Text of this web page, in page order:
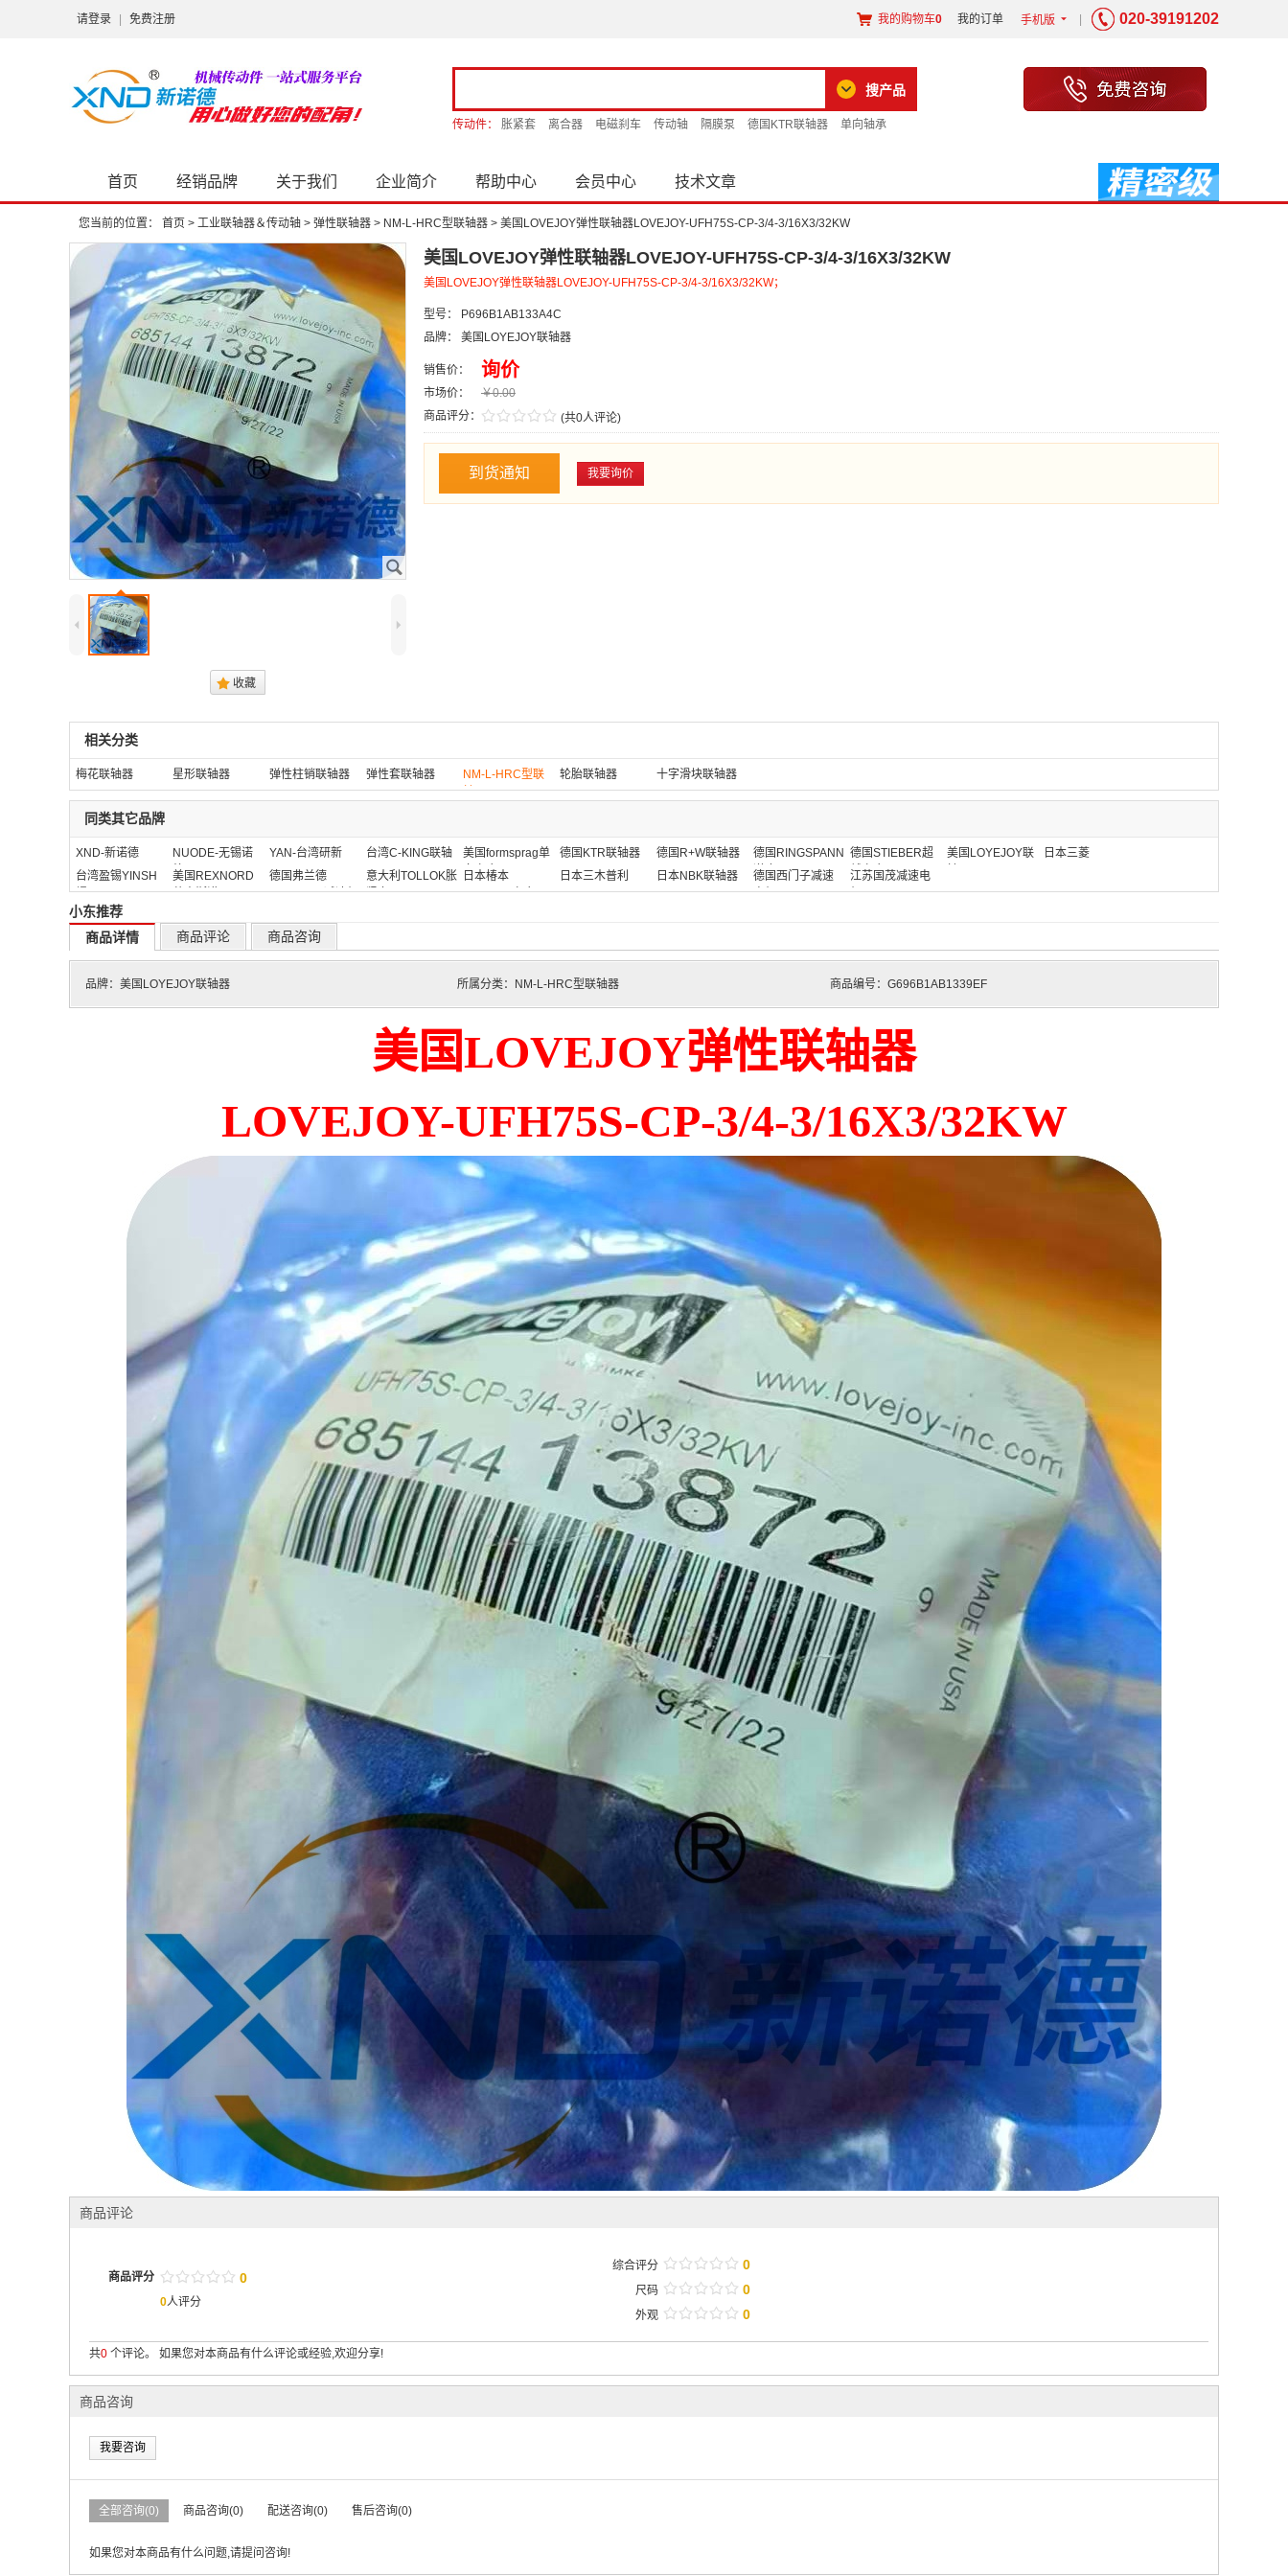
请登录 免费注册 我的购物车0 我的订单 手机版 6 020-39191202
搜产品
传动件： 胀紧套 离合器 电磁刹车 传动轴 隔膜泵 德国KTR联轴器 单向轴承
首页 经销品牌 关于我们 企业简介 帮助中心 会员中心 技术文章
您当前的位置： 首页 > 工业联轴器＆传动轴 > 弹性联轴器 > NM-L-HRC型联轴器 > 美国LOVEJOY弹性联轴器LOVEJOY-UFH75S-CP-3/4-3/16X3/32KW
J
4 5
. 收藏
美国LOVEJOY弹性联轴器LOVEJOY-UFH75S-CP-3/4-3/16X3/32KW
美国LOVEJOY弹性联轴器LOVEJOY-UFH75S-CP-3/4-3/16X3/32KW；
型号：
P696B1AB133A4C
品牌：
美国LOYEJOY联轴器
销售价： 询价
市场价：
￥0.00
商品评分： / / / / /
. . . . . (共0人评论)
到货通知 我要询价
相关分类
梅花联轴器 星形联轴器 弹性柱销联轴器 弹性套联轴器
NM-L-HRC型联
轴器
轮胎联轴器 十字滑块联轴器
同类其它品牌
XND-新诺德
NUODE-无锡诺
德
YAN-台湾研新
台湾C-KING联轴
器
美国formsprag单
向离合器
德国KTR联轴器 德国R+W联轴器
德国RINGSPANN
逆止器
德国STIEBER超
越离合器
美国LOYEJOY联
日本三菱
台湾盈锡YINSH
螺母
美国REXNORD
莱克斯诺
德国弗兰德
FLENDER减速机
意大利TOLLOK胀
紧套
日本椿本
TSUBAKI离合器
日本三木普利
MIKIPULLEY
日本NBK联轴器
德国西门子减速
电机
江苏国茂减速电
机
小东推荐
商品详情
商品评论 商品咨询
品牌： 美国LOYEJOY联轴器 所属分类：NM-L-HRC型联轴器 商品编号：G696B1AB1339EF
美国LOVEJOY弹性联轴器
LOVEJOY-UFH75S-CP-3/4-3/16X3/32KW
商品评论
商品评分 / / / / /
. . . . . 0
0人评分
综合评分 / / / / /
. . . . . 0
尺码 / / / / /
. . . . . 0
外观 / / / / /
. . . . . 0
共0 个评论。 如果您对本商品有什么评论或经验,欢迎分享!
商品咨询
我要咨询
全部咨询(0) 商品咨询(0) 配送咨询(0) 售后咨询(0)
如果您对本商品有什么问题,请提问咨询!